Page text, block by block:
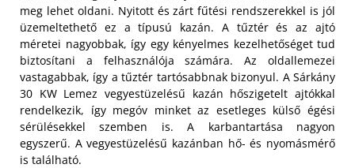
meg lehet oldani. Nyitott és zárt fűtési rendszerekkel is jól
üzemeltethető ez a típusú kazán. A tűztér és az ajtó
méretei nagyobbak, így egy kényelmes kezelhetőséget tud
biztosítani a felhasználója számára. Az oldallemezei
vastagabbak, így a tűztér tartósabbnak bizonyul. A Sárkány
30 KW Lemez vegyestüzelésű kazán hőszigetelt ajtókkal
rendelkezik, így megóv minket az esetleges külső égési
sérülésekkel szemben is. A karbantartása nagyon
egyszerű. A vegyestüzelésű kazánban hő- és nyomásmérő
is található.